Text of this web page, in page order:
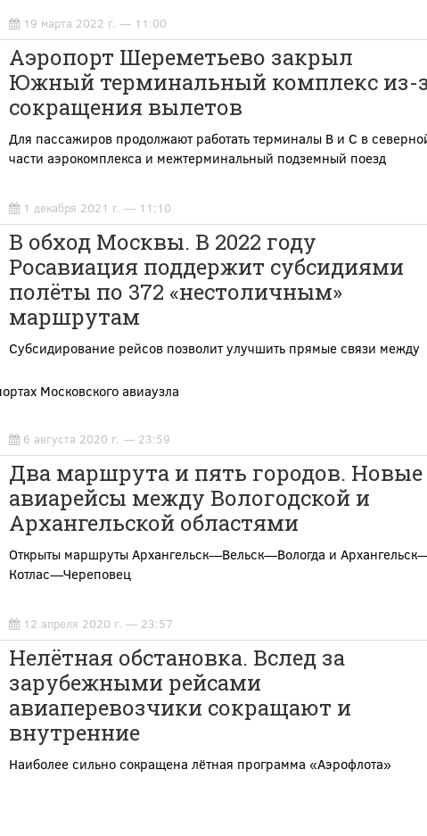
19 марта 2022 г. — 11:00
Аэропорт Шереметьево закрыл
Южный терминальный комплекс из-
сокращения вылетов
Для пассажиров продолжают работать терминалы B и C в
части аэрокомплекса и межтерминальный подземный поезд
1 декабря 2021 г. — 11:10
В обход Москвы. В 2022 году
Росавиация поддержит субсидиями
полёты по 372 «нестоличным»
маршрутам
Субсидирование рейсов позволит улучшить прямые связи между
Московского авиаузла
6 августа 2020 г. — 23:59
Два маршрута и пять городов. Новые
авиарейсы между Вологодской и
Архангельской областями
Открыты маршруты Архангельск—Вельск—Вологда и
Котлас—Череповец
12 апреля 2020 г. — 23:57
Нелётная обстановка. Вслед за
зарубежными рейсами
авиаперевозчики сокращают и
внутренние
Наиболее сильно сокращена лётная программа «Аэрофлота»